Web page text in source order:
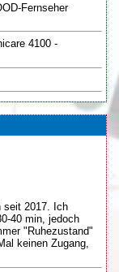
Fernseher
4100 -
seit 2017. Ich
40 min, jedoch
"Ruhezustand"
keinen Zugang,